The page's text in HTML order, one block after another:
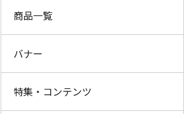
商品一覧
バナー
特集・コンテンツ